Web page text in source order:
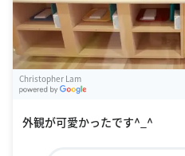
Christopher Lam
外観が可愛かったです^_^